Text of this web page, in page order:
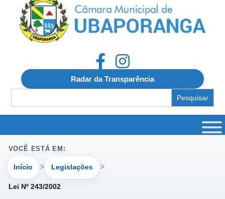
Radar da Transparência
for:
VOCÊ ESTÁ EM:
Início Legislações
Lei Nº 243/2002